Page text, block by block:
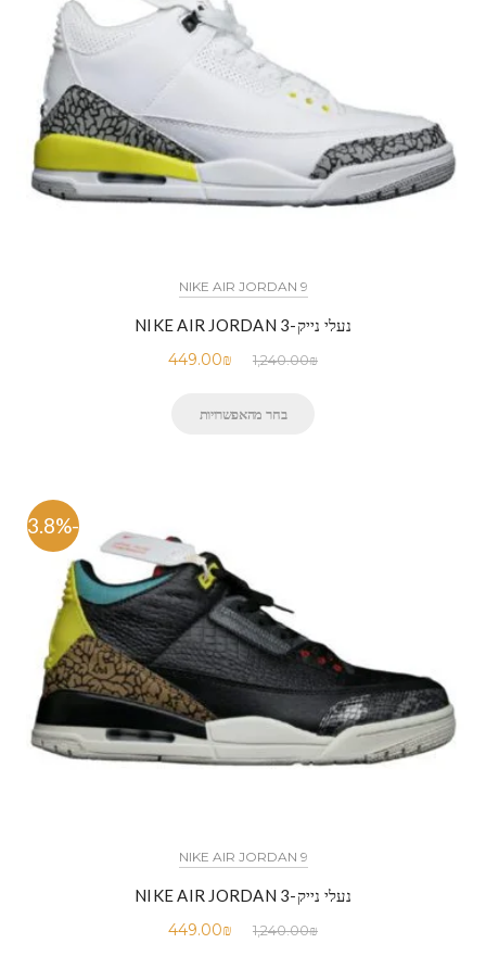
NIKE AIR JORDAN 9
נעלי נייק-NIKE AIR JORDAN 3
1,240.00₪
449.00₪
בחר מהאפשרויות
-63.8%
NIKE AIR JORDAN 9
נעלי נייק-NIKE AIR JORDAN 3
1,240.00₪
449.00₪